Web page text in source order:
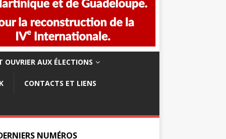
OUVRIER AUX ÉLECTIONS
CONTACTS ET LIENS
NUMÉROS